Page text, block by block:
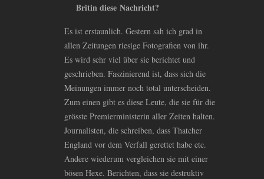
Britin diese Nachricht?
Es ist erstaunlich. Gestern sah ich grad in
allen Zeitungen riesige Fotografien von ihr.
Es wird sehr viel über sie berichtet und
geschrieben. Faszinierend ist, dass sich die
Meinungen immer noch total unterscheiden.
Zum einen gibt es diese Leute, die sie für die
grösste Premierministerin aller Zeiten halten.
Journalisten, die schreiben, dass Thatcher
England vor dem Verfall gerettet habe etc.
Andere wiederum vergleichen sie mit einer
bösen Hexe. Berichten, dass sie destruktiv